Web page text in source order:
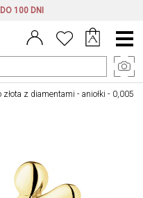
100 DNI
Menu
główne
złota z diamentami - aniołki - 0,005